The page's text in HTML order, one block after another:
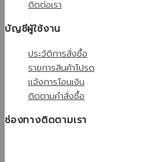
ติดต่อเรา
บัญชีผู้ใช้งาน
ประวัติการสั่งซื้อ
รายการสินค้าโปรด
แจ้งการโอนเงิน
ติดตามคำสั่งซื้อ
ช่องทางติดตามเรา